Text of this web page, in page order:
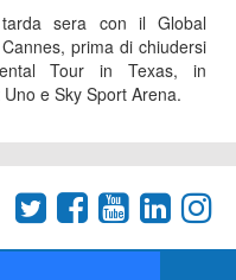
sera con il Global
prima di chiudersi
Tour in Texas, in
e Sky Sport Arena.